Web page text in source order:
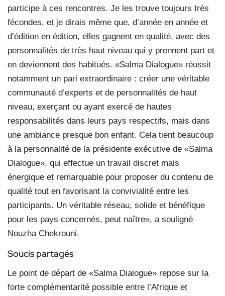
participe à ces rencontres. Je les trouve toujours très
fécondes, et je dirais même que, d’année en année et
d’édition en édition, elles gagnent en qualité, avec des
personnalités de très haut niveau qui y prennent part et
en deviennent des habitués. «Salma Dialogue» réussit
notamment un pari extraordinaire : créer une véritable
communauté d’experts et de personnalités de haut
niveau, exerçant ou ayant exercé de hautes
responsabilités dans leurs pays respectifs, mais dans
une ambiance presque bon enfant. Cela tient beaucoup
à la personnalité de la présidente exécutive de «Salma
Dialogue», qui effectue un travail discret mais
énergique et remarquable pour proposer du contenu de
qualité tout en favorisant la convivialité entre les
participants. Un véritable réseau, solide et bénéfique
pour les pays concernés, peut naître», a souligné
Nouzha Chekrouni.
Soucis partagés
Le point de départ de «Salma Dialogue» repose sur la
forte complémentarité possible entre l’Afrique et